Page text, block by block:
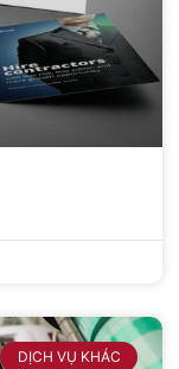
DỊCH VỤ KHÁC